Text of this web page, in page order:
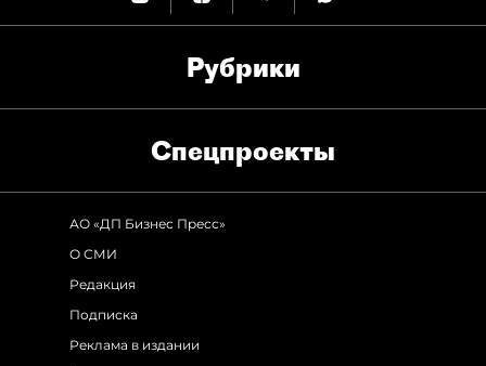
Рубрики
Спец­проекты
АО «ДП Бизнес Пресс»
О СМИ
Редакция
Подписка
Реклама в издании